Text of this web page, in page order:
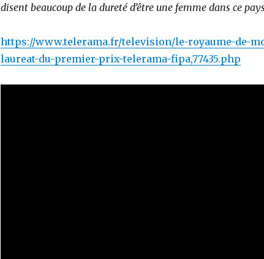
disent beaucoup de la dureté d’être une femme dans ce
https://www.telerama.fr/television/le-royaume-de-
laureat-du-premier-prix-telerama-fipa,77435.php